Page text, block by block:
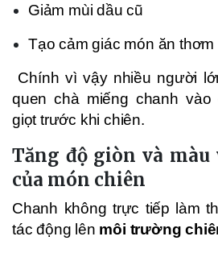
Giảm mùi dầu cũ
Tạo cảm giác món ăn
Chính vì vậy nhiều người
quen chà miếng chanh
giọt trước khi chiên.
Tăng độ giòn và
của món chiên
Chanh không trực tiếp làm
tác động lên môi trường